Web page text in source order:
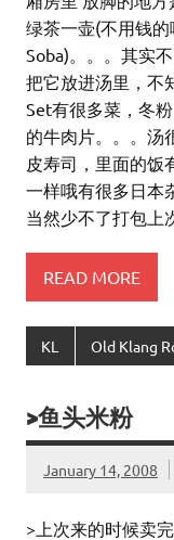
绿茶一壶(不用钱
Soba)。。。其实
把它放进汤里，不
Set有很多菜，冬
的牛肉片。。。汤
皮寿司，里面的饭
一样哦有很多日本
当然少不了打包上
READ MORE
KL Old Klang
>鱼头米粉
January 14, 2008
>上次来的时候卖